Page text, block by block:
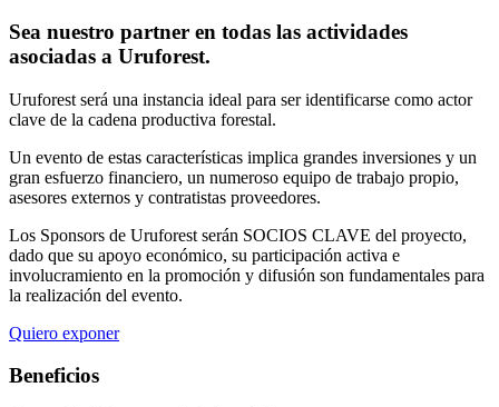
Sea nuestro partner en todas las actividades
asociadas a Uruforest.
Uruforest será una instancia ideal para ser identificarse como actor
clave de la cadena productiva forestal.
Un evento de estas características implica grandes inversiones y un
gran esfuerzo financiero, un numeroso equipo de trabajo propio,
asesores externos y contratistas proveedores.
Los Sponsors de Uruforest serán SOCIOS CLAVE del proyecto,
dado que su apoyo económico, su participación activa e
involucramiento en la promoción y difusión son fundamentales para
la realización del evento.
Quiero exponer
Beneficios